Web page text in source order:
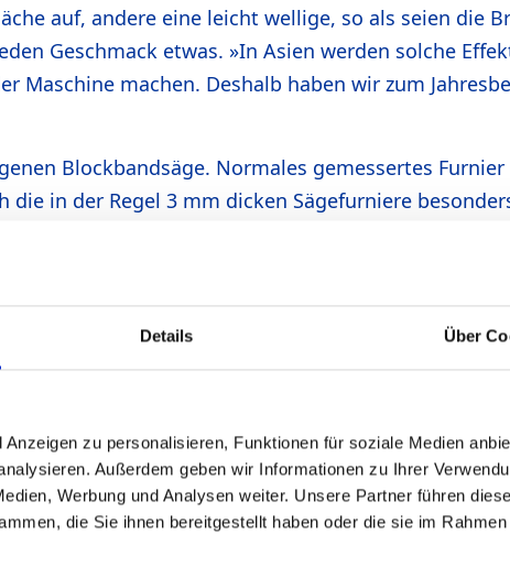
Details Über
zu personalisieren, Funktionen für soziale Medien
Außerdem geben wir Informationen zu Ihrer
Werbung und Analysen weiter. Unsere Partner führen
die Sie ihnen bereitgestellt haben oder die sie im
auf, andere eine leicht wellige, so als seien die
Geschmack etwas. »In Asien werden solche
machen. Deshalb haben wir zum
Blockbandsäge. Normales gemessertes
in der Regel 3 mm dicken Sägefurniere
sich mit einer ganz seichten Hügellandschaft
erzeugt und die Fläche dann mit dem
erzeugt. Die alte
wie sich Alfons Wimmer das vorgestellt hat. Zwei
dann gleich zwei verschiedene bei Heesemann
Kalibrier- und zwei Bürstwalzen nimmt er für
Strukturieraufgaben. Für die groben
sich dagegen stufenlos regulieren. Fürs Feine